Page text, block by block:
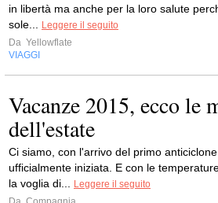
in libertà ma anche per la loro salute
sole...
Leggere il seguito
Da Yellowflate
VIAGGI
Vacanze 2015, ecco le
dell'estate
Ci siamo, con l'arrivo del primo
ufficialmente iniziata. E con le
la voglia di...
Leggere il seguito